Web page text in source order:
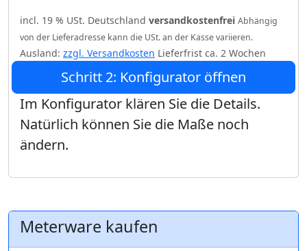
incl. 19 % USt. Deutschland versandkostenfrei Abhängig
von der Lieferadresse kann die USt. an der Kasse variieren.
Ausland: zzgl. Versandkosten Lieferfrist ca. 2 Wochen
Schritt 2: Konfigurator öffnen
Im Konfigurator klären Sie die Details.
Natürlich können Sie die Maße noch
ändern.
Meterware kaufen